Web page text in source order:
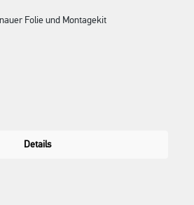
Folie und Montagekit
Details